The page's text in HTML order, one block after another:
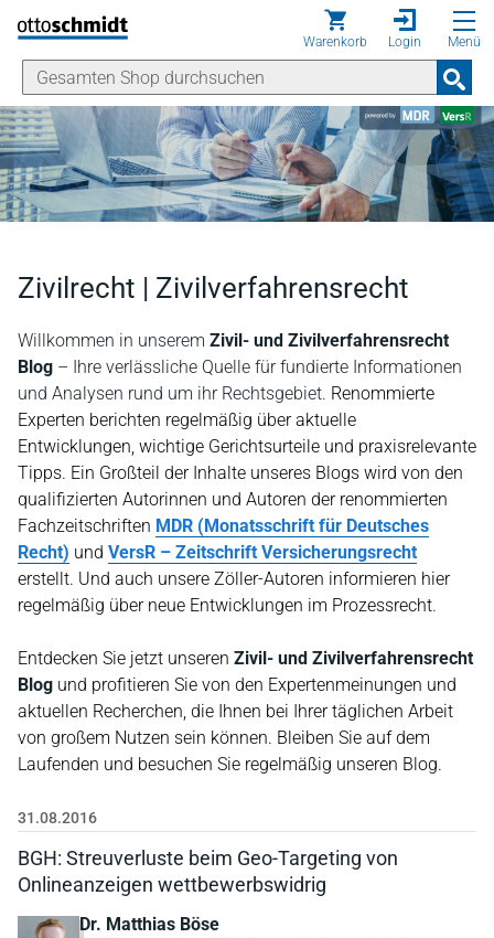
Direkt zum Inhalt
Warenkorb Login Menü
Zivilrecht | Zivilverfahrensrecht
Willkommen in unserem Zivil- und Zivilverfahrensrecht
Blog – Ihre verlässliche Quelle für fundierte Informationen
und Analysen rund um ihr Rechtsgebiet. Renommierte
Experten berichten regelmäßig über aktuelle
Entwicklungen, wichtige Gerichtsurteile und praxisrelevante
Tipps. Ein Großteil der Inhalte unseres Blogs wird von den
qualifizierten Autorinnen und Autoren der renommierten
Fachzeitschriften MDR (Monatsschrift für Deutsches
Recht) und VersR – Zeitschrift Versicherungsrecht
erstellt. Und auch unsere Zöller-Autoren informieren hier
regelmäßig über neue Entwicklungen im Prozessrecht.
Entdecken Sie jetzt unseren Zivil- und Zivilverfahrensrecht
Blog und profitieren Sie von den Expertenmeinungen und
aktuellen Recherchen, die Ihnen bei Ihrer täglichen Arbeit
von großem Nutzen sein können. Bleiben Sie auf dem
Laufenden und besuchen Sie regelmäßig unseren Blog.
31.08.2016
BGH: Streuverluste beim Geo-Targeting von
Onlineanzeigen wettbewerbswidrig
Dr. Matthias Böse